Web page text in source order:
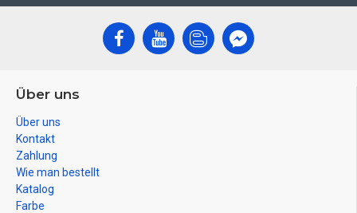
Jetzt kaufen – direkt vom Hersteller!
Diese kompakte Wasserrutsche ist die perfekte Ergänzung für
Ihr Event- oder Spielplatzangebot. Bestellen Sie die
von geprüfter Qualität, kurzen Lieferzeiten und persönlichem
Service.
Über uns
Über uns
Kontakt
Zahlung
Wie man bestellt
Katalog
Farbe